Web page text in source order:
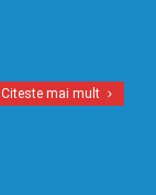
Citeste mai mult